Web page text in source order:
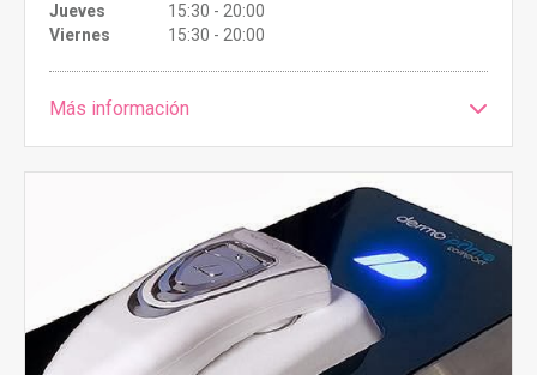
Jueves
15:30 - 20:00
Viernes
15:30 - 20:00
Más información